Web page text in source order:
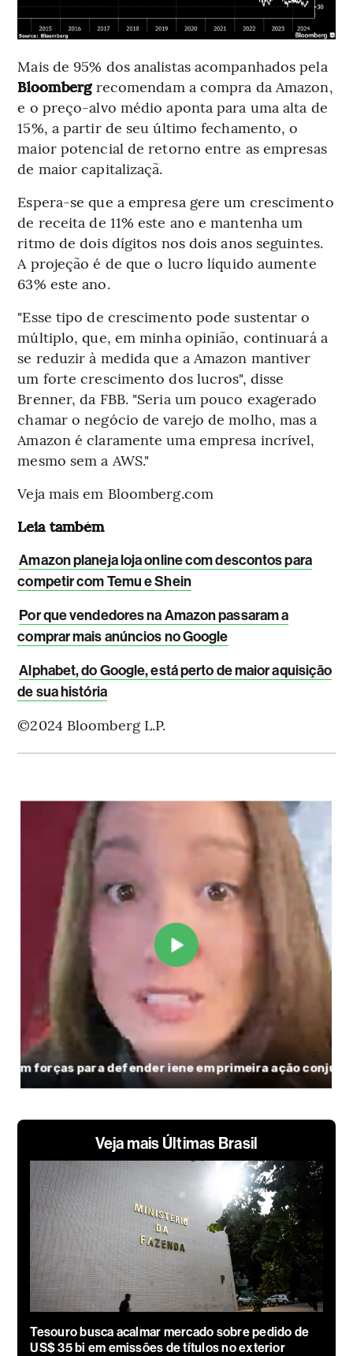
Mais de 95% dos analistas acompanhados pela
Bloombergrecomendam a compra da Amazon,
e o preço-alvo médio aponta para uma alta de
15%, a partir de seu último fechamento, o
maior potencial de retorno entre as empresas
de maior capitalizaçã.
Espera-se que a empresa gere um crescimento
de receita de 11% este ano e mantenha um
ritmo de dois dígitos nos dois anos seguintes.
A projeção é de que o lucro líquido aumente
63% este ano.
"Esse tipo de crescimento pode sustentar o
múltiplo, que, em minha opinião, continuará a
se reduzir à medida que a Amazon mantiver
um forte crescimento dos lucros", disse
Brenner, da FBB. "Seria um pouco exagerado
chamar o negócio de varejo de molho, mas a
Amazon é claramente uma empresa incrível,
mesmo sem a AWS."
Veja mais em Bloomberg.com
Leia também
Amazon planeja loja online com descontos para
competir com Temu e Shein
Por que vendedores na Amazon passaram a
comprar mais anúncios no Google
Alphabet, do Google, está perto de maior aquisição
de sua história
©2024 Bloomberg L.P.
Veja mais Últimas Brasil
Tesouro busca acalmar mercado sobre pedido de
US$ 35 bi em emissões de títulos no exterior